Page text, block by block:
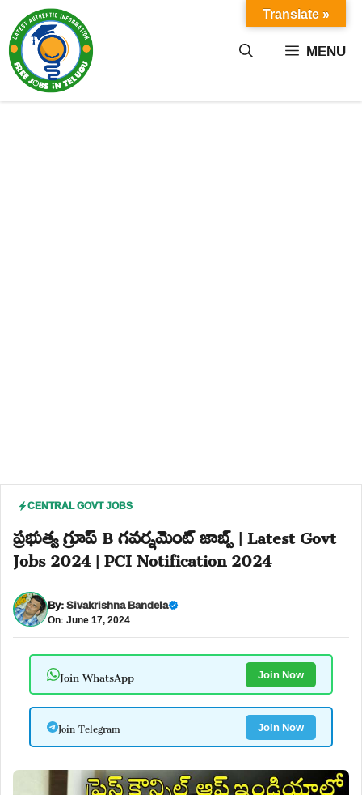
content MENU
CENTRAL GOVT JOBS
ప్రభుత్వ గ్రూప్ B గవర్నమెంట్ జాబ్స్ | Latest Govt
Jobs 2024 | PCI Notification 2024
By:Sivakrishna Bandela
On: June 17, 2024
Join WhatsApp Join Now
Join Telegram Join Now
Translate »